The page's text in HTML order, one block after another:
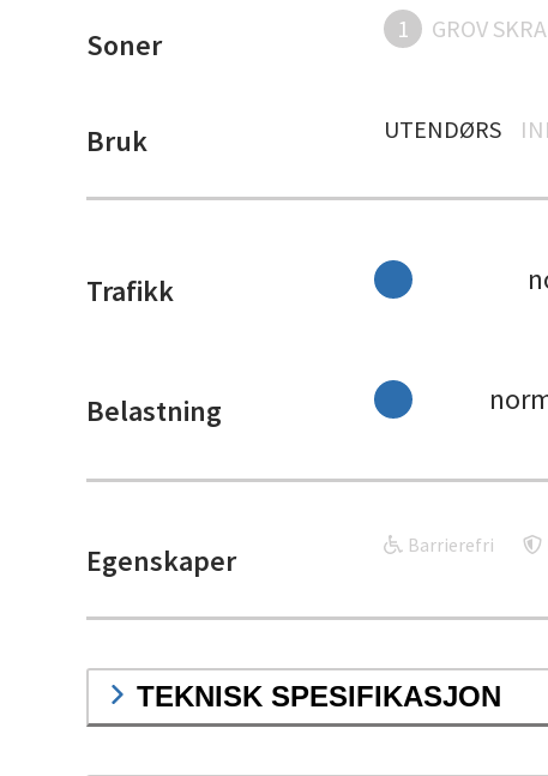
Soner 1 GROV
Bruk UTENDØRS
Trafikk
Belastning
Egenskaper Barrierefri
TEKNISK SPESIFIKASJON